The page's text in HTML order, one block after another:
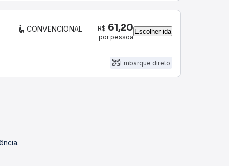
CONVENCIONAL R$ 61,20
por pessoa
Escolher ida
Embarque direto